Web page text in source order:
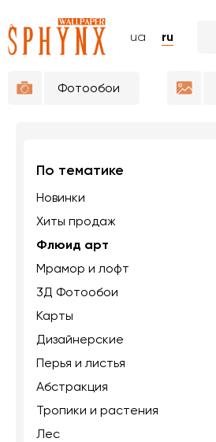
ua ru
Фотообои
По тематике
Новинки
Хиты продаж
Флюид арт
Мрамор и лофт
3Д Фотообои
Карты
Дизайнерские
Перья и листья
Абстракция
Тропики и растения
Лес